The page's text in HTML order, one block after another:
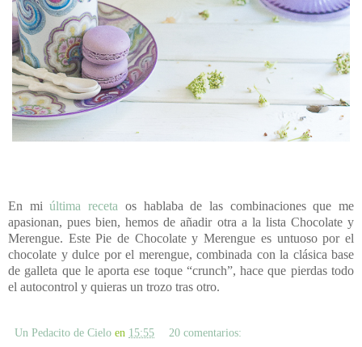
En miúltima receta os hablaba de las combinaciones que me
apasionan, pues bien, hemos de añadir otra a la lista Chocolate y
Merengue. Este Pie de Chocolate y Merengue es untuoso por el
chocolate y dulce por el merengue, combinada con la clásica base
de galleta que le aporta ese toque “crunch”, hace que pierdas todo
el autocontrol y quieras un trozo tras otro.
Un Pedacito de Cielo en 15:55 20 comentarios: